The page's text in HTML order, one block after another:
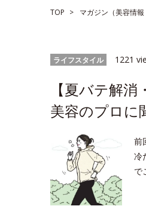
TOP マガジン（美容情報
ライフスタイル 1221
【夏バテ解
美容のプロに
前
冷
で